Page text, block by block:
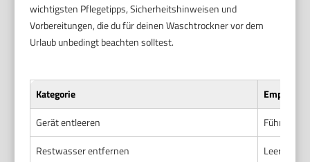
wichtigsten Pflegetipps, Sicherheitshinweisen und
Vorbereitungen, die du für deinen Waschtrockner vor dem
Urlaub unbedingt beachten solltest.
Kategorie
Gerät entleeren
Führe vor
Restwasser entfernen
Leere den